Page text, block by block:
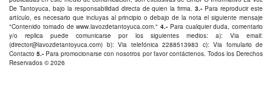
De Tantoyuca, bajo la responsabilidad directa de quien la firma.3.- Para reproducir este
artículo, es necesario que incluyas al principio o debajo de la nota el siguiente mensaje
"Contenido tomado dewww.lavozdetantoyuca.com ." 4.- Para cualquier duda, comentario
y/o replica puede comunicarse por los siguientes medios: a): Via email:
(director@lavozdetantoyuca.com) b): Via telefónica 2288513983 c): Via fomulario de
Contacto 5.- Para promocionarse con nosotros por favorcontáctenos. Todos los Derechos
Reservados © 2026